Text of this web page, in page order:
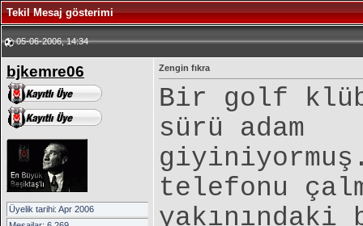
Tekil Mesaj gösterimi
05-06-2006, 14:34
bjkemre06
Üyelik tarihi: Apr 2006
Zengin fıkra
Bir golf
sürü adam
telefonu
yakınındaki